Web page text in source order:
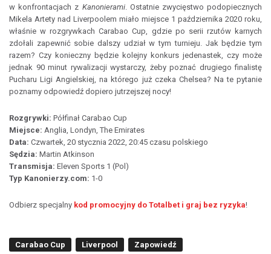
w konfrontacjach z Kanonierami. Ostatnie zwycięstwo podopiecznych
Mikela Artety nad Liverpoolem miało miejsce 1 października 2020 roku,
właśnie w rozgrywkach Carabao Cup, gdzie po serii rzutów karnych
zdołali zapewnić sobie dalszy udział w tym turnieju. Jak będzie tym
razem? Czy konieczny będzie kolejny konkurs jedenastek, czy może
jednak 90 minut rywalizacji wystarczy, żeby poznać drugiego finalistę
Pucharu Ligi Angielskiej, na którego już czeka Chelsea? Na te pytanie
poznamy odpowiedź dopiero jutrzejszej nocy!
Rozgrywki: Półfinał Carabao Cup
Miejsce: Anglia, Londyn, The Emirates
Data: Czwartek, 20 stycznia 2022, 20:45 czasu polskiego
Sędzia: Martin Atkinson
Transmisja: Eleven Sports 1 (Pol)
Typ Kanonierzy.com: 1-0
Odbierz specjalny kod promocyjny do Totalbet i graj bez ryzyka!
Carabao Cup Liverpool Zapowiedź